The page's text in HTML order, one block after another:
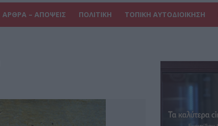
ΑΡΘΡΑ – ΑΠΟΨΕΙΣ ΠΟΛΙΤΙΚΗ ΤΟΠΙΚΗ ΑΥΤΟΔΙΟΙΚΗΣΗ